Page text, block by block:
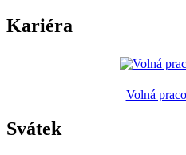
Kariéra
Volná
Svátek